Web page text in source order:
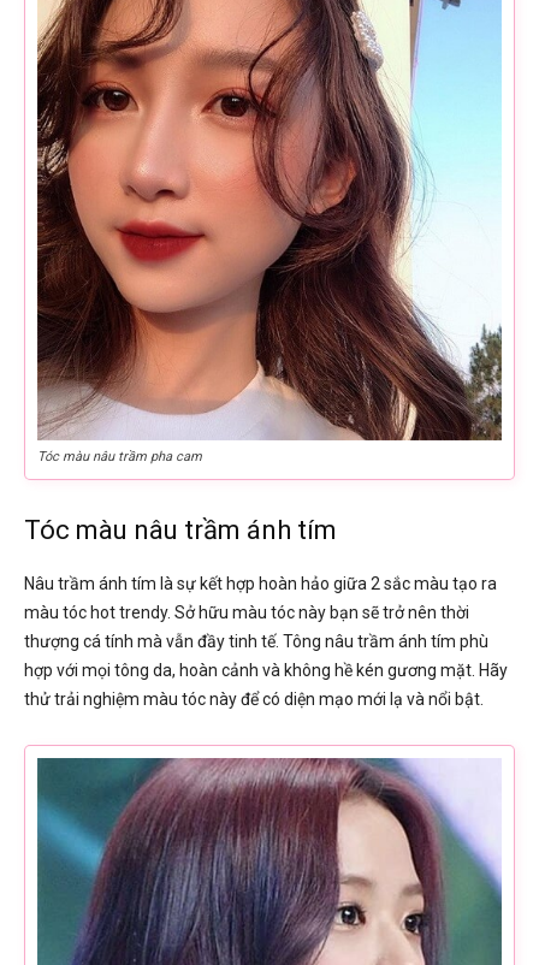
Tóc màu nâu trầm pha cam
Tóc màu nâu trầm ánh tím
Nâu trầm ánh tím là sự kết hợp hoàn hảo giữa 2 sắc màu tạo ra
màu tóc hot trendy. Sở hữu màu tóc này bạn sẽ trở nên thời
thượng cá tính mà vẫn đầy tinh tế. Tông nâu trầm ánh tím phù
hợp với mọi tông da, hoàn cảnh và không hề kén gương mặt. Hãy
thử trải nghiệm màu tóc này để có diện mạo mới lạ và nổi bật.